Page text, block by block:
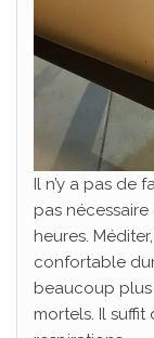
Il n’y a pas de
pas nécessaire
heures.
confortable
beaucoup
mortels. Il